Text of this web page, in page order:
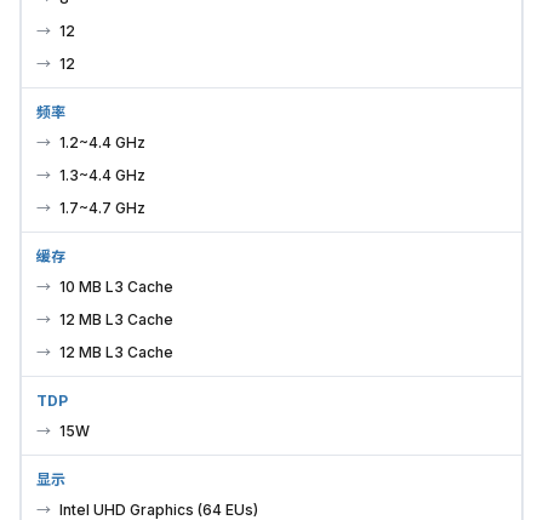
12
12
频率
1.2~4.4 GHz
1.3~4.4 GHz
1.7~4.7 GHz
缓存
10 MB L3 Cache
12 MB L3 Cache
12 MB L3 Cache
TDP
15W
显示
Intel UHD Graphics (64 EUs)